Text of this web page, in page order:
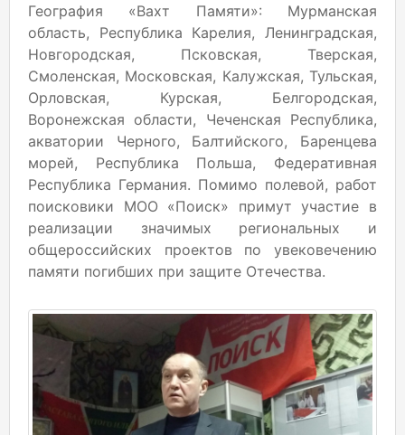
География «Вахт Памяти»: Мурманская
область, Республика Карелия, Ленинградская,
Новгородская, Псковская, Тверская,
Смоленская, Московская, Калужская, Тульская,
Орловская, Курская, Белгородская,
Воронежская области, Чеченская Республика,
акватории Черного, Балтийского, Баренцева
морей, Республика Польша, Федеративная
Республика Германия. Помимо полевой, работ
поисковики МОО «Поиск» примут участие в
реализации значимых региональных и
общероссийских проектов по увековечению
памяти погибших при защите Отечества.